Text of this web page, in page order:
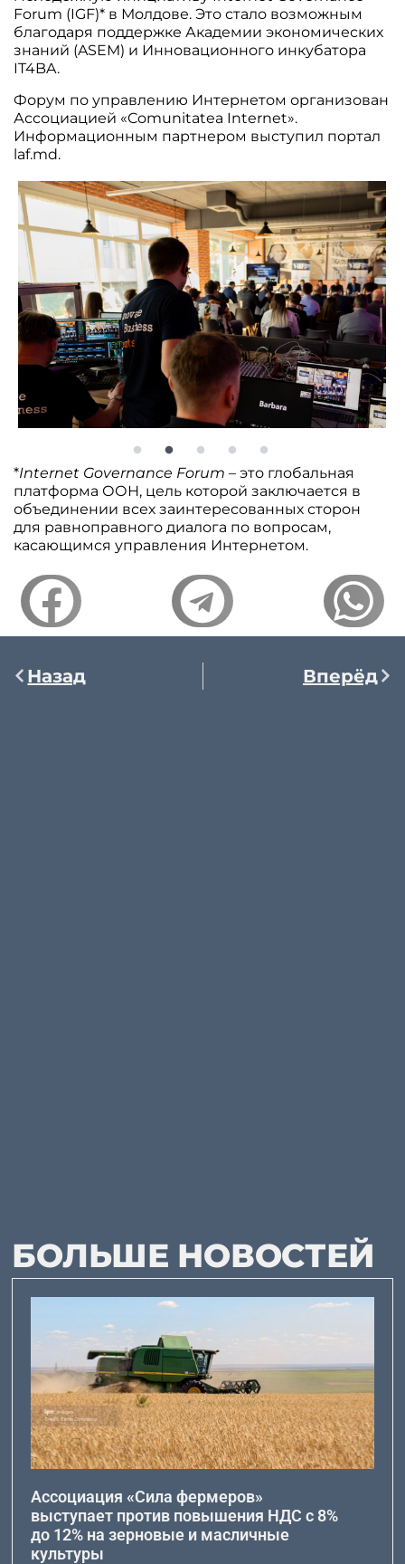
Forum (IGF)* в Молдове. Это стало возможным
благодаря поддержке Академии экономических
знаний (ASEM) и Инновационного инкубатора
IT4BA.
Форум по управлению Интернетом организован
Ассоциацией «Comunitatea Internet».
Информационным партнером выступил портал
laf.md.
*Internet Governance Forum – это глобальная
платформа ООН, цель которой заключается в
объединении всех заинтересованных сторон
для равноправного диалога по вопросам,
касающимся управления Интернетом.
Назад Вперёд
БОЛЬШЕ НОВОСТЕЙ
Ассоциация «Сила фермеров»
выступает против повышения НДС с 8%
до 12% на зерновые и масличные
культуры